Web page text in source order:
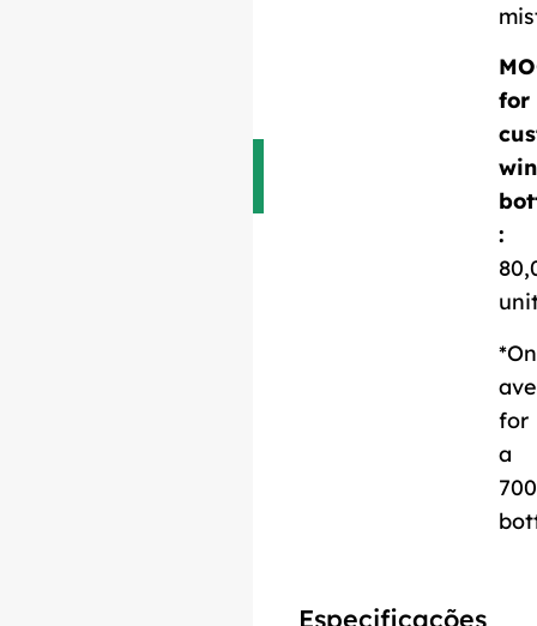
for
:
*On
for
a
Especificações